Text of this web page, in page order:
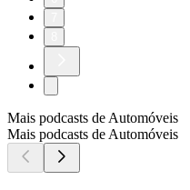
Mais podcasts de Automóveis
Mais podcasts de Automóveis